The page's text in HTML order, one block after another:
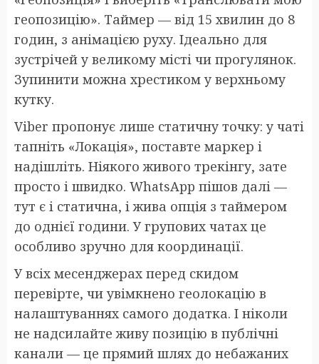
геопозицію». Таймер — від 15 хвилин до 8
годин, з анімацією руху. Ідеально для
зустрічей у великому місті чи прогулянок.
Зупинити можна хрестиком у верхньому
кутку.
Viber пропонує лише статичну точку: у чаті
тапніть «Локація», поставте маркер і
надішліть. Ніякого живого трекінгу, зате
просто і швидко. WhatsApp пішов далі —
тут є і статична, і жива опція з таймером
до однієї години. У групових чатах це
особливо зручно для координації.
У всіх месенджерах перед скидом
перевірте, чи увімкнено геолокацію в
налаштуваннях самого додатка. І ніколи
не надсилайте живу позицію в публічні
канали — це прямий шлях до небажаних